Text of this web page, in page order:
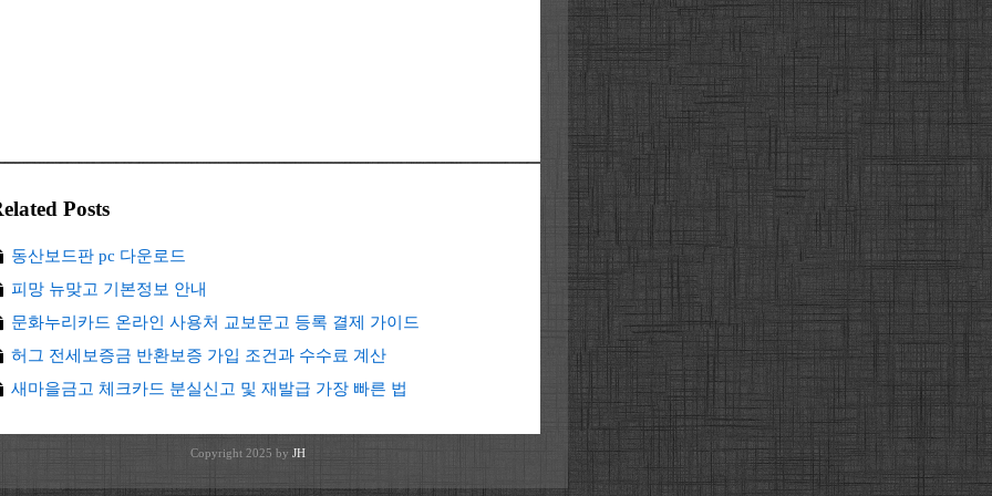
Posts
동산보드판 pc 다운로드
피망 뉴맞고 기본정보 안내
문화누리카드 온라인 사용처 교보문고 등록 결제 가이드
허그 전세보증금 반환보증 가입 조건과 수수료 계산
새마을금고 체크카드 분실신고 및 재발급 가장 빠른 법
Copyright 2025 by JH